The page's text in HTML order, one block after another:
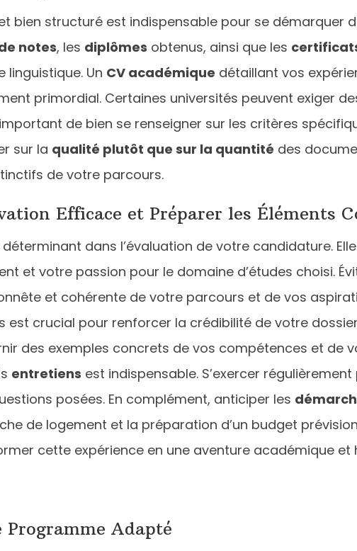
bien structuré est indispensable pour se démarquer
notes, les diplômes obtenus, ainsi que les
linguistique. Un CV académique détaillant vos
primordial. Certaines universités peuvent exiger
de bien se renseigner sur les critères
sur la qualité plutôt que sur la quantité des
de votre parcours.
Efficace et Préparer les Éléments
dans l’évaluation de votre candidature.
et votre passion pour le domaine d’études choisi.
et cohérente de votre parcours et de vos
est crucial pour renforcer la crédibilité de votre
des exemples concrets de vos compétences et de
entretiens est indispensable. S’exercer
posées. En complément, anticiper les
de logement et la préparation d’un budget
cette expérience en une aventure académique et
Adapté